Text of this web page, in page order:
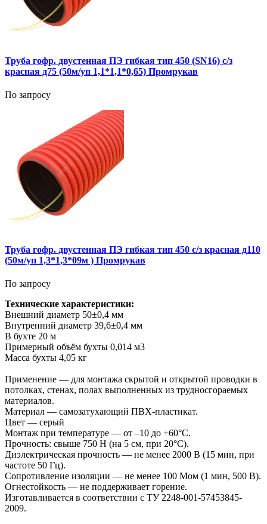
Труба гофр. двустенная ПЭ гибкая тип 450 (SN16) с/з
красная д75 (50м/уп 1,1*1,1*0,65) Промрукав
По запросу
Труба гофр. двустенная ПЭ гибкая тип 450 с/з красная д110
(50м/уп 1,3*1,3*09м ) Промрукав
По запросу
Технические характеристики:
Внешний диаметр 50±0,4 мм
Внутренний диаметр 39,6±0,4 мм
В бухте 20 м
Примерный объём бухты 0,014 м3
Масса бухты 4,05 кг
Применение — для монтажа скрытой и открытой проводки в
потолках, стенах, полах выполненных из трудносгораемых
материалов.
Материал — самозатухающий ПВХ-пластикат.
Цвет — серый
Монтаж при температуре — от –10 до +60°С.
Прочность: свыше 750 Н (на 5 см, при 20°С).
Диэлектрическая прочность — не менее 2000 В (15 мин, при
частоте 50 Гц).
Сопротивление изоляции — не менее 100 Мом (1 мин, 500 В).
Огнестойкость — не поддерживает горение.
Изготавливается в соответствии с ТУ 2248-001-57453845-
2009.